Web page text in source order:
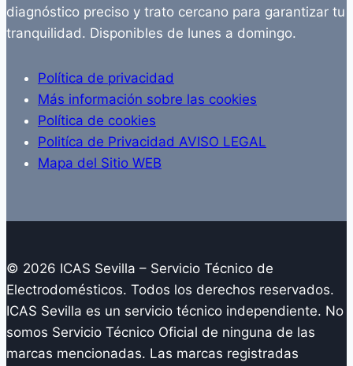
diagnóstico preciso y trato cercano para garantizar tu
tranquilidad. Disponibles de lunes a domingo.
Política de privacidad
Más información sobre las cookies
Política de cookies
Politíca de Privacidad AVISO LEGAL
Mapa del Sitio WEB
© 2026 ICAS Sevilla – Servicio Técnico de
Electrodomésticos. Todos los derechos reservados.
ICAS Sevilla es un servicio técnico independiente. No
somos Servicio Técnico Oficial de ninguna de las
marcas mencionadas. Las marcas registradas